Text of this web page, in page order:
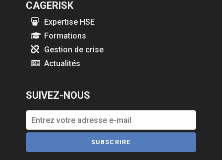
CAGERISK
Expertise HSE
Formations
Gestion de crise
Actualités
SUIVEZ-NOUS
SUBSCRIRE